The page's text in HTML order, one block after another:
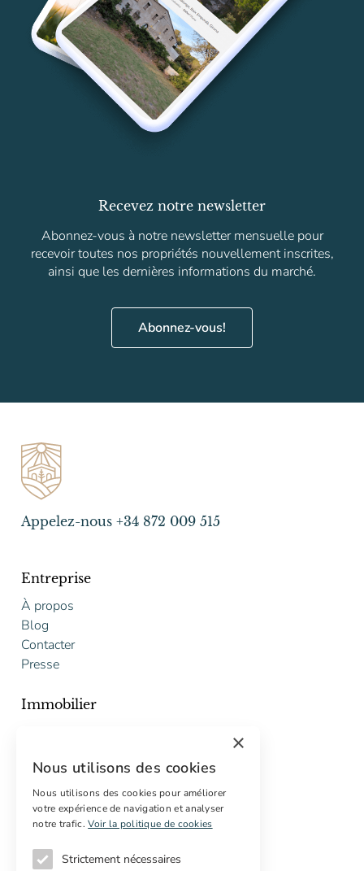
Recevez notre newsletter
Abonnez-vous à notre newsletter mensuelle pour
recevoir toutes nos propriétés nouvellement inscrites,
ainsi que les dernières informations du marché.
Abonnez-vous!
Appelez-nous +34 872 009 515
Entreprise
À propos
Blog
Contacter
Presse
Immobilier
Proposition gratuite de restauration
Services
Acheteurs internationaux
×
Nous utilisons des cookies
Nous utilisons des cookies pour améliorer
votre expérience de navigation et analyser
notre trafic. Voir la politique de cookies
Strictement nécessaires